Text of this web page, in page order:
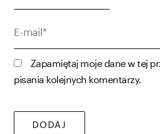
mail*
Zapamiętaj moje dane w tej
pisania kolejnych komentarzy.